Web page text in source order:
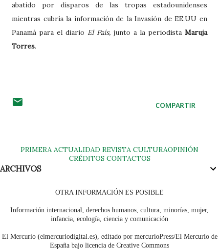
abatido por disparos de las tropas estadounidenses
mientras cubría la información de la Invasión de EE.UU en
Panamá para el diario El País, junto a la periodistaMaruja
Torres.
COMPARTIR
PRIMERA ACTUALIDAD REVISTA CULTURAOPINIÓN
CRÉDITOSCONTACTOS
ARCHIVOS
OTRA INFORMACIÓN ES POSIBLE
Información internacional, derechos humanos, cultura, minorías, mujer,
infancia, ecología, ciencia y comunicación
El Mercurio (elmercuriodigital.es), editado por mercurioPress/El Mercurio de
España bajo licencia de Creative Commons